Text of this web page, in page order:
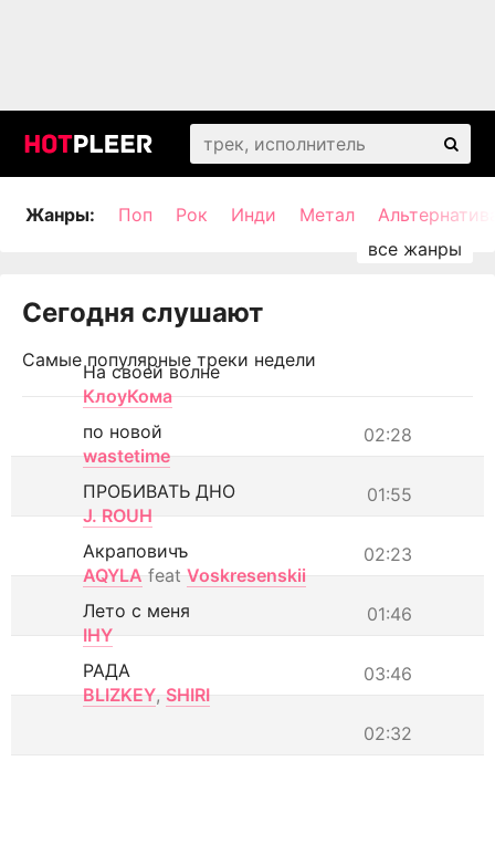
Жанры: Поп Рок Инди Метал
Сегодня слушают
Самые популярные треки недели
На своей волне
КлоуКома
02:28
по новой
wastetime
01:55
ПРОБИВАТЬ ДНО
J. ROUH
02:23
Акраповичъ
AQYLA feat Voskresenskii
01:46
Лето с меня
IHY
03:46
РАДА
BLIZKEY, SHIRI
02:32